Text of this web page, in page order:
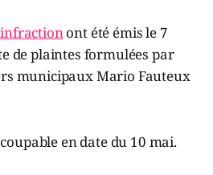
ont été émis le 7
de plaintes formulées par
municipaux Mario Fauteux
en date du 10 mai.